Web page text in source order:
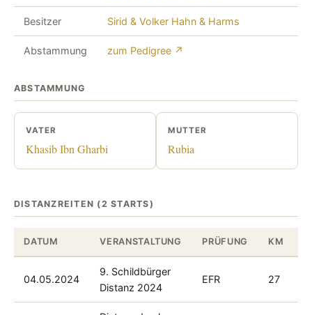
Besitzer Sirid & Volker Hahn & Harms
Abstammung zum Pedigree ↗
ABSTAMMUNG
VATER
Khasib Ibn Gharbi
MUTTER
Rubia
DISTANZREITEN (2 STARTS)
DATUM VERANSTALTUNG PRÜFUNG KM
04.05.2024
9. Schildbürger
Distanz 2024
EFR 27